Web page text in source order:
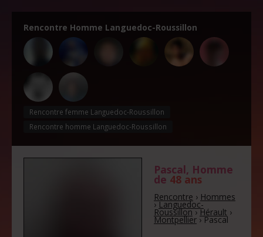
Rencontre Homme Languedoc-Roussillon
Rencontre femme Languedoc-Roussillon
Rencontre homme Languedoc-Roussillon
Pascal, Homme
de 48 ans
Rencontre › Hommes
›Languedoc-
Roussillon›Hérault ›
Montpellier ›Pascal